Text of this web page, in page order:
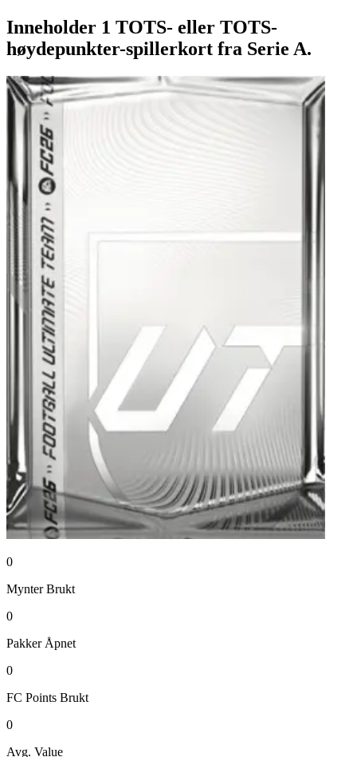
Inneholder 1 TOTS- eller TOTS-
høydepunkter-spillerkort fra Serie A.
0
Mynter Brukt
0
Pakker Åpnet
0
FC Points Brukt
0
Avg. Value